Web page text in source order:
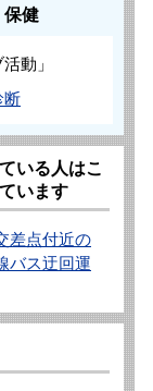
保健
動」
断
いる人はこ
います
差点付近の
バス迂回運